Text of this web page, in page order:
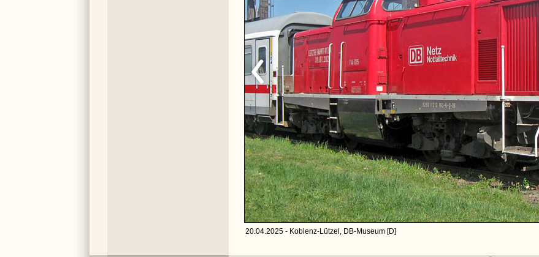
20.04.2025 - Koblenz-Lützel, DB-Museum [D]